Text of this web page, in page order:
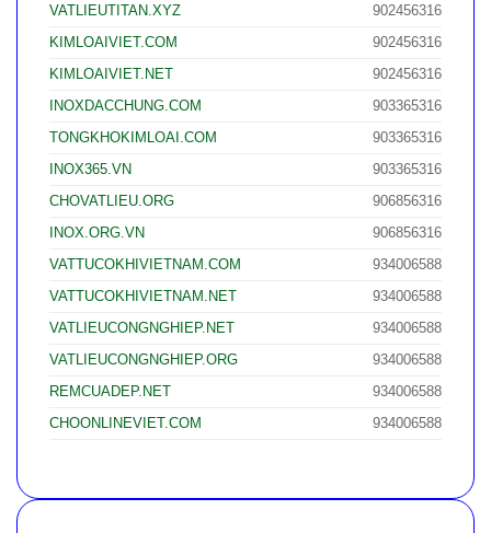
VATLIEUTITAN.XYZ
902456316
KIMLOAIVIET.COM
902456316
KIMLOAIVIET.NET
902456316
INOXDACCHUNG.COM
903365316
TONGKHOKIMLOAI.COM
903365316
INOX365.VN
903365316
CHOVATLIEU.ORG
906856316
INOX.ORG.VN
906856316
VATTUCOKHIVIETNAM.COM
934006588
VATTUCOKHIVIETNAM.NET
934006588
VATLIEUCONGNGHIEP.NET
934006588
VATLIEUCONGNGHIEP.ORG
934006588
REMCUADEP.NET
934006588
CHOONLINEVIET.COM
934006588